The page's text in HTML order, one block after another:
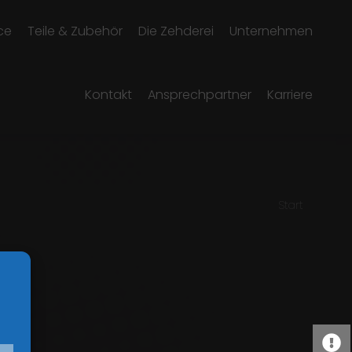
Teile & Zubehör Die Zehderei Unternehmen
Kontakt Ansprechpartner Karriere